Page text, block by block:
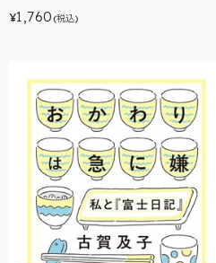
¥1,760 (税込)